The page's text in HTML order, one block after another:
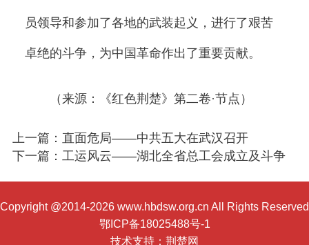
员领导和参加了各地的武装起义，进行了艰苦
卓绝的斗争，为中国革命作出了重要贡献。
（来源：《红色荆楚》第二卷·节点）
上一篇：直面危局——中共五大在武汉召开
下一篇：工运风云——湖北全省总工会成立及斗争
Copyright @2014-2026 www.hbdsw.org.cn All Rights Reserved
鄂ICP备18025488号-1
技术支持： 荆楚网